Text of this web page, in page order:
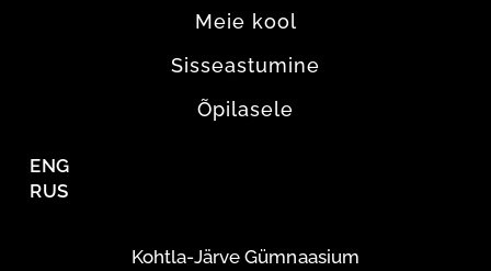
Meie kool
Sisseastumine
Õpilasele
ENG
RUS
Kohtla-Järve Gümnaasium